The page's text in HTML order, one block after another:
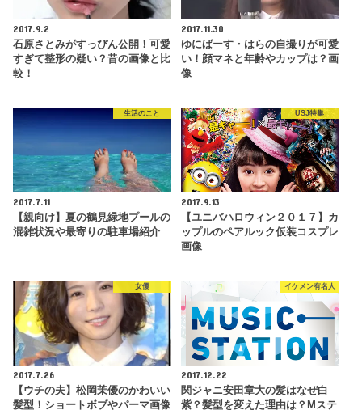
2017.9.2
石原さとみがすっぴん公開！可愛
すぎて整形の疑い？昔の画像と比
較！
2017.11.30
ゆにばーす・はらの自撮りが可愛
い！顔マネと年齢やカップは？画
像
生活のこと
2017.7.11
【親向け】夏の鶴見緑地プールの
混雑状況や最寄りの駐車場紹介
USJ特集
2017.9.13
【ユニバハロウィン２０１７】カ
ップルのペアルック仮装コスプレ
画像
女優
2017.7.26
【ウチの夫】松岡茉優のかわいい
髪型！ショートボブやパーマ画像
イケメン有名人
2017.12.22
関ジャニ安田章大の髪はなぜ白
紫？髪型を変えた理由は？Mステ